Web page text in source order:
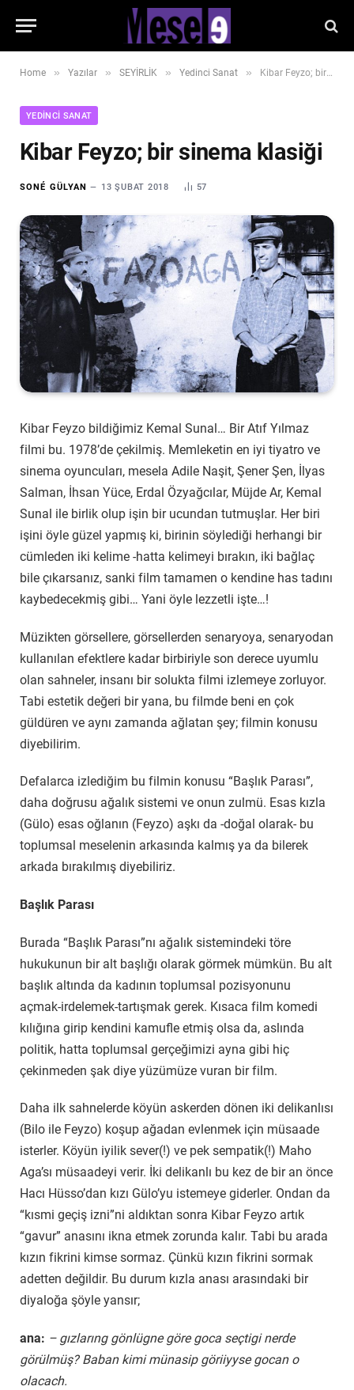
Home » Yazılar » SEYİRLİK » Yedinci Sanat » Kibar Feyzo; bir sinema klasiği
YEDINCI SANAT
Kibar Feyzo; bir sinema klasiği
SONÉ GÜLYAN 13 ŞUBAT 2018 57
Kibar Feyzo bildiğimiz Kemal Sunal… Bir Atıf Yılmaz
filmi bu. 1978’de çekilmiş. Memleketin en iyi tiyatro ve
sinema oyuncuları, mesela Adile Naşit, Şener Şen, İlyas
Salman, İhsan Yüce, Erdal Özyağcılar, Müjde Ar, Kemal
Sunal ile birlik olup işin bir ucundan tutmuşlar. Her biri
işini öyle güzel yapmış ki, birinin söylediği herhangi bir
cümleden iki kelime -hatta kelimeyi bırakın, iki bağlaç
bile çıkarsanız, sanki film tamamen o kendine has tadını
kaybedecekmiş gibi… Yani öyle lezzetli işte…!
Müzikten görsellere, görsellerden senaryoya, senaryodan
kullanılan efektlere kadar birbiriyle son derece uyumlu
olan sahneler, insanı bir solukta filmi izlemeye zorluyor.
Tabi estetik değeri bir yana, bu filmde beni en çok
güldüren ve aynı zamanda ağlatan şey; filmin konusu
diyebilirim.
Defalarca izlediğim bu filmin konusu “Başlık Parası”,
daha doğrusu ağalık sistemi ve onun zulmü. Esas kızla
(Gülo) esas oğlanın (Feyzo) aşkı da -doğal olarak- bu
toplumsal meselenin arkasında kalmış ya da bilerek
arkada bırakılmış diyebiliriz.
Başlık Parası
Burada “Başlık Parası”nı ağalık sistemindeki töre
hukukunun bir alt başlığı olarak görmek mümkün. Bu alt
başlık altında da kadının toplumsal pozisyonunu
açmak-irdelemek-tartışmak gerek. Kısaca film komedi
kılığına girip kendini kamufle etmiş olsa da, aslında
politik, hatta toplumsal gerçeğimizi ayna gibi hiç
çekinmeden şak diye yüzümüze vuran bir film.
Daha ilk sahnelerde köyün askerden dönen iki delikanlısı
(Bilo ile Feyzo) koşup ağadan evlenmek için müsaade
isterler. Köyün iyilik sever(!) ve pek sempatik(!) Maho
Aga’sı müsaadeyi verir. İki delikanlı bu kez de bir an önce
Hacı Hüsso’dan kızı Gülo’yu istemeye giderler. Ondan da
“kısmi geçiş izni”ni aldıktan sonra Kibar Feyzo artık
“gavur” anasını ikna etmek zorunda kalır. Tabi bu arada
kızın fikrini kimse sormaz. Çünkü kızın fikrini sormak
adetten değildir. Bu durum kızla anası arasındaki bir
diyaloğa şöyle yansır;
ana: – gızlarıng gönlügne göre goca seçtigi nerde
görülmüş? Baban kimi münasip göriiyyse gocan o
olacach.